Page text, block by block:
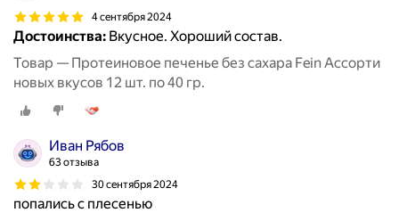
4 сентября 2024
Достоинства: Вкусное. Хороший состав.
Товар — Протеиновое печенье без сахара Fein Ассорти
новых вкусов 12 шт. по 40 гр.
Иван Рябов
63 отзыва
30 сентября 2024
попались с плесенью